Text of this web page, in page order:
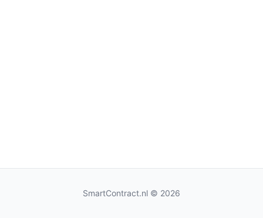
SmartContract.nl © 2026